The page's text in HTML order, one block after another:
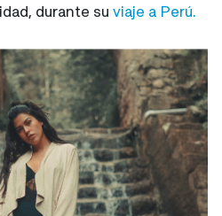
durante su viaje a Perú.